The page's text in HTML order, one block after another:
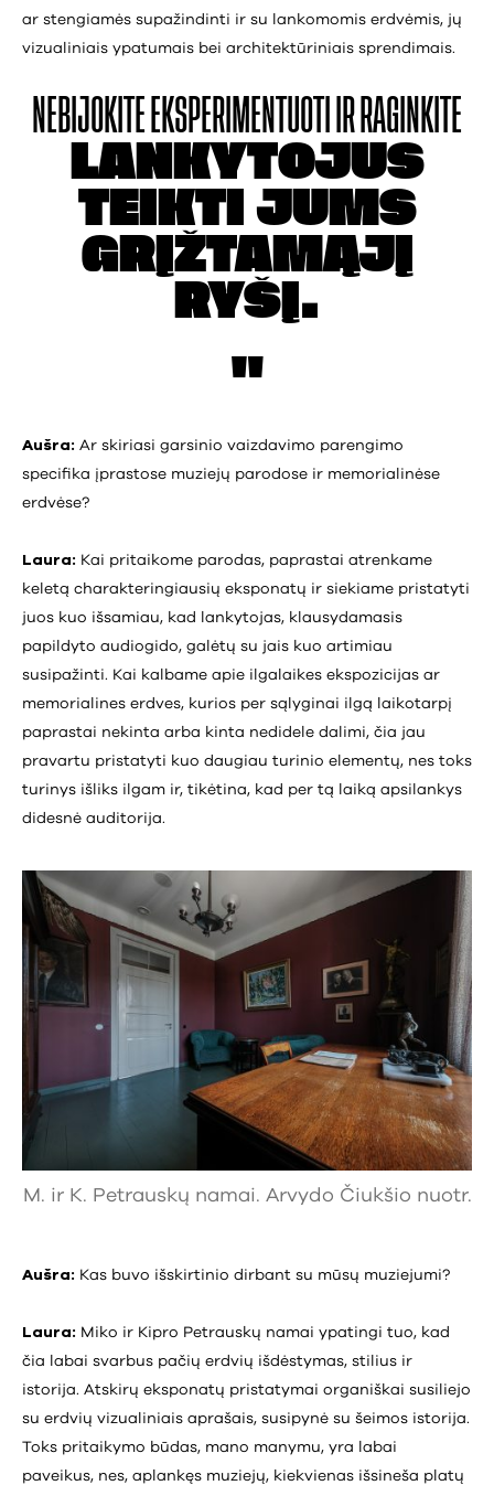
ar stengiamės supažindinti ir su lankomomis erdvėmis, jų
vizualiniais ypatumais bei architektūriniais sprendimais.
NEBIJOKITE EKSPERIMENTUOTI IR RAGINKITE
LANKYTOJUS
TEIKTIJUMS
GRĮŽTAMĄJĮ
RYŠĮ.
Aušra: Ar skiriasi garsinio vaizdavimo parengimo
specifika įprastose muziejų parodose ir memorialinėse
erdvėse?
Laura: Kai pritaikome parodas, paprastai atrenkame
keletą charakteringiausių eksponatų ir siekiame pristatyti
juos kuo išsamiau, kad lankytojas, klausydamasis
papildyto audiogido, galėtų su jais kuo artimiau
susipažinti. Kai kalbame apie ilgalaikes ekspozicijas ar
memorialines erdves, kurios per sąlyginai ilgą laikotarpį
paprastai nekinta arba kinta nedidele dalimi, čia jau
pravartu pristatyti kuo daugiau turinio elementų, nes toks
turinys išliks ilgam ir, tikėtina, kad per tą laiką apsilankys
didesnė auditorija.
M. ir K. Petrauskų namai. Arvydo Čiukšio nuotr.
Aušra: Kas buvo išskirtinio dirbant su mūsų muziejumi?
Laura: Miko ir Kipro Petrauskų namai ypatingi tuo, kad
čia labai svarbus pačių erdvių išdėstymas, stilius ir
istorija. Atskirų eksponatų pristatymai organiškai susiliejo
su erdvių vizualiniais aprašais, susipynė su šeimos istorija.
Toks pritaikymo būdas, mano manymu, yra labai
paveikus, nes, aplankęs muziejų, kiekvienas išsineša platų